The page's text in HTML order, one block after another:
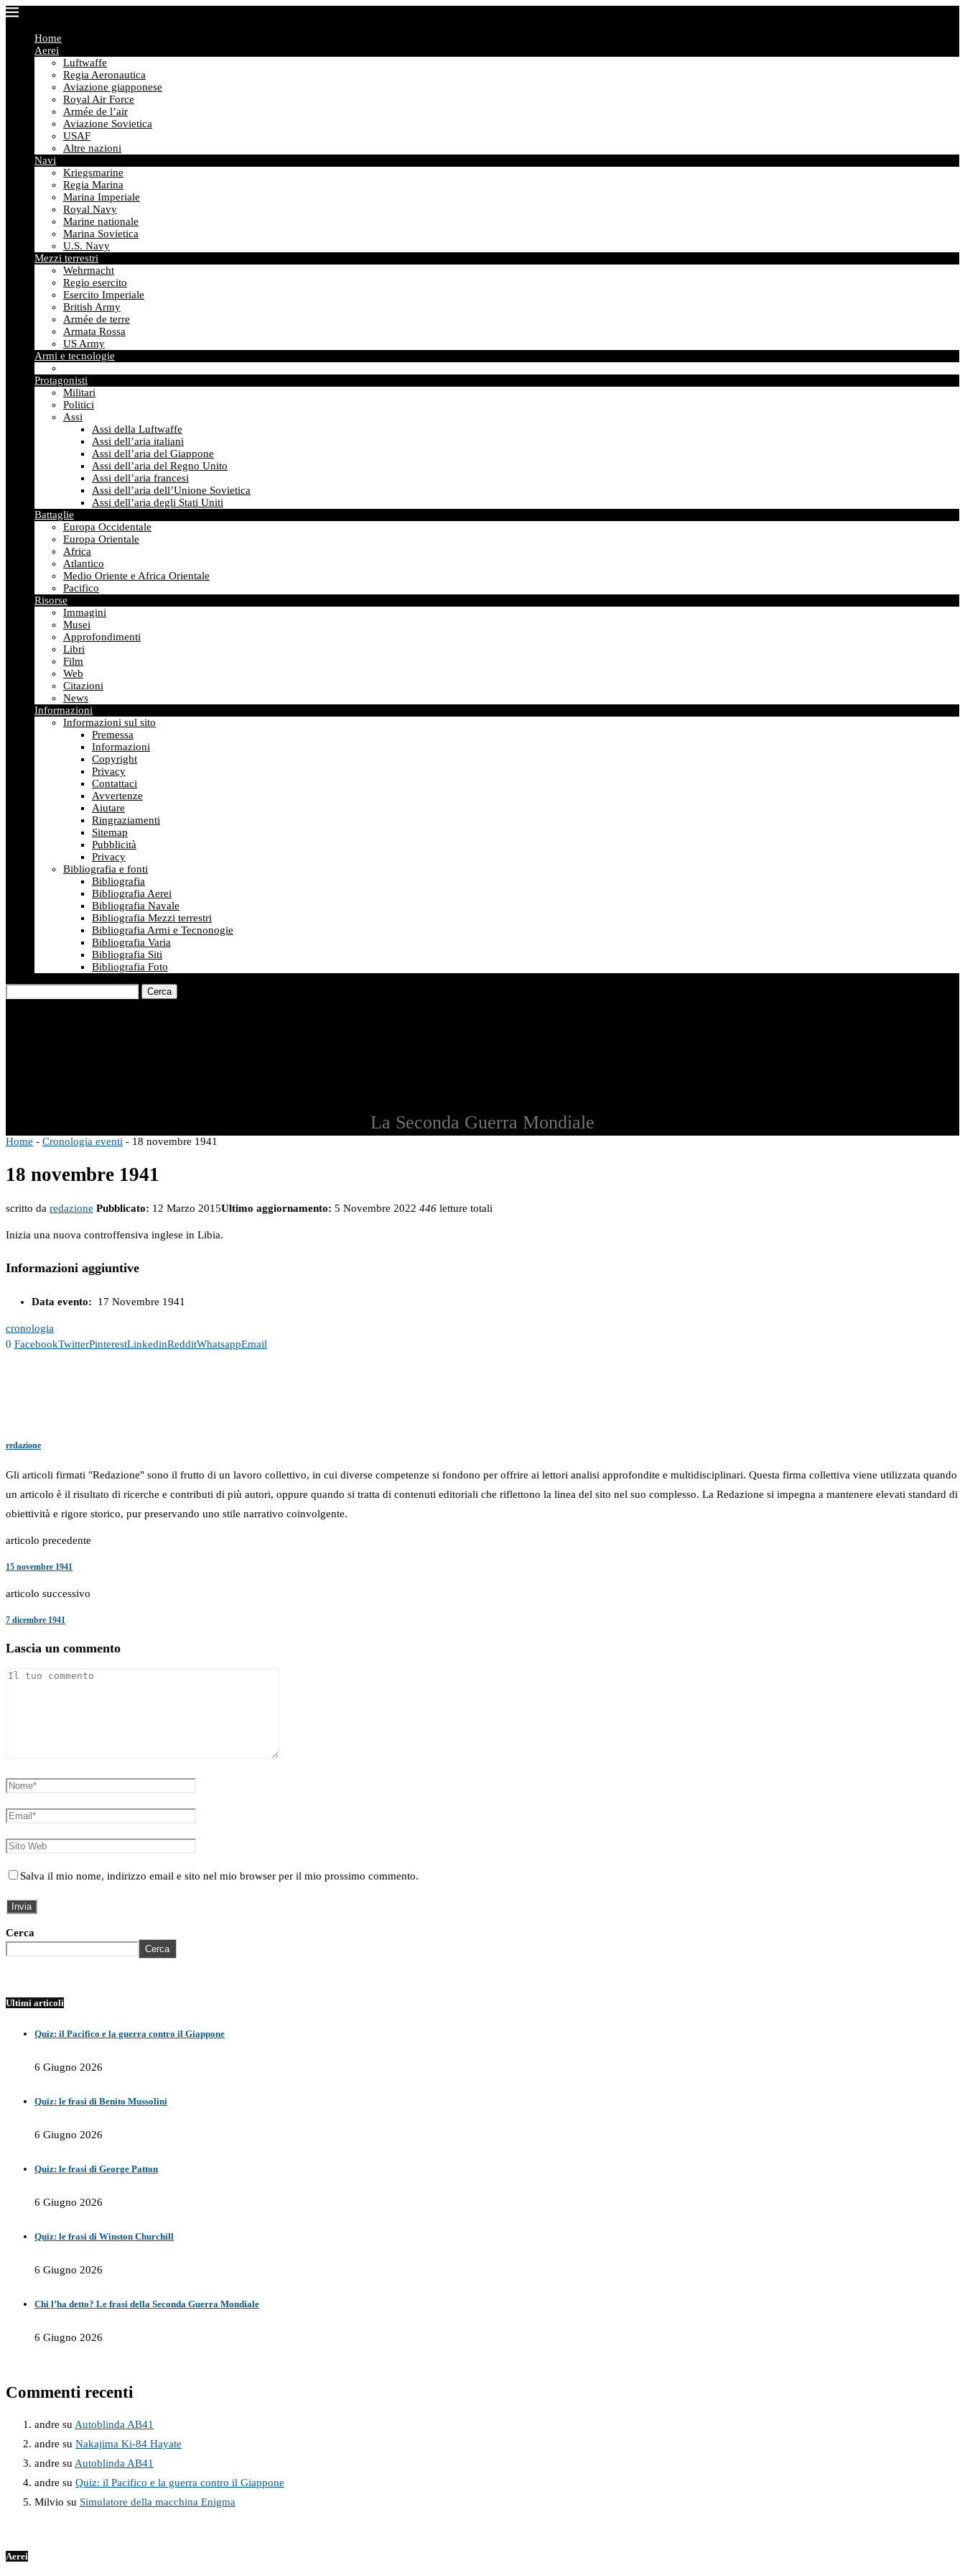
Home
Aerei
Luftwaffe
Regia Aeronautica
Aviazione giapponese
Royal Air Force
Armée de l’air
Aviazione Sovietica
USAF
Altre nazioni
Navi
Kriegsmarine
Regia Marina
Marina Imperiale
Royal Navy
Marine nationale
Marina Sovietica
U.S. Navy
Mezzi terrestri
Wehrmacht
Regio esercito
Esercito Imperiale
British Army
Armée de terre
Armata Rossa
US Army
Armi e tecnologie
Protagonisti
Militari
Politici
Assi
Assi della Luftwaffe
Assi dell’aria italiani
Assi dell’aria del Giappone
Assi dell’aria del Regno Unito
Assi dell’aria francesi
Assi dell’aria dell’Unione Sovietica
Assi dell’aria degli Stati Uniti
Battaglie
Europa Occidentale
Europa Orientale
Africa
Atlantico
Medio Oriente e Africa Orientale
Pacifico
Risorse
Immagini
Musei
Approfondimenti
Libri
Film
Web
Citazioni
News
Informazioni
Informazioni sul sito
Premessa
Informazioni
Copyright
Privacy
Contattaci
Avvertenze
Aiutare
Ringraziamenti
Sitemap
Pubblicità
Privacy
Bibliografia e fonti
Bibliografia
Bibliografia Aerei
Bibliografia Navale
Bibliografia Mezzi terrestri
Bibliografia Armi e Tecnonogie
Bibliografia Varia
Bibliografia Siti
Bibliografia Foto
Cerca
La Seconda Guerra Mondiale
Home - Cronologia eventi - 18 novembre 1941
18 novembre 1941
scritto da redazione Pubblicato: 12 Marzo 2015Ultimo aggiornamento: 5 Novembre 2022 446 letture totali
Inizia una nuova controffensiva inglese in Libia.
Informazioni aggiuntive
Data evento: 17 Novembre 1941
cronologia
0 FacebookTwitterPinterestLinkedinRedditWhatsappEmail
redazione
Gli articoli firmati "Redazione" sono il frutto di un lavoro collettivo, in cui diverse competenze si fondono per offrire ai lettori analisi approfondite e multidisciplinari. Questa firma collettiva viene utilizzata quando
un articolo è il risultato di ricerche e contributi di più autori, oppure quando si tratta di contenuti editoriali che riflettono la linea del sito nel suo complesso. La Redazione si impegna a mantenere elevati standard di
obiettività e rigore storico, pur preservando uno stile narrativo coinvolgente.
articolo precedente
15 novembre 1941
articolo successivo
7 dicembre 1941
Lascia un commento
Salva il mio nome, indirizzo email e sito nel mio browser per il mio prossimo commento.
Cerca
Cerca
Ultimi articoli
Quiz: il Pacifico e la guerra contro il Giappone
6 Giugno 2026
Quiz: le frasi di Benito Mussolini
6 Giugno 2026
Quiz: le frasi di George Patton
6 Giugno 2026
Quiz: le frasi di Winston Churchill
6 Giugno 2026
Chi l’ha detto? Le frasi della Seconda Guerra Mondiale
6 Giugno 2026
Commenti recenti
andre su Autoblinda AB41
andre su Nakajima Ki-84 Hayate
andre su Autoblinda AB41
andre su Quiz: il Pacifico e la guerra contro il Giappone
Milvio su Simulatore della macchina Enigma
Aerei